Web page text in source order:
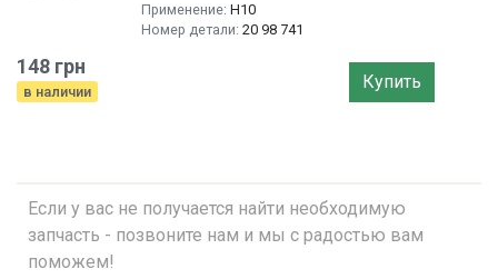
Применение: H10
Номер детали: 20 98 741
148 грн
в наличии Купить
Если у вас не получается найти необходимую
запчасть - позвоните нам и мы с радостью вам
поможем!